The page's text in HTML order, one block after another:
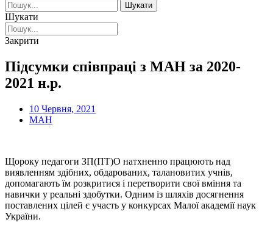
Шукати
Шукати
Закрити
Підсумки співпраці з МАН за 2020-
2021 н.р.
10 Червня, 2021
МАН
Щороку педагоги ЗП(ПТ)О натхненно працюють над
виявленням здібних, обдарованих, талановитих учнів,
допомагають їм розкритися і перетворити свої вміння та
навички у реальні здобутки. Одним із шляхів досягнення
поставлених цілей є участь у конкурсах Малої академії наук
України.